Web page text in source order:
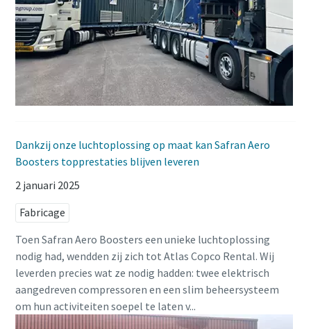
Dankzij onze luchtoplossing op maat kan Safran Aero
Boosters topprestaties blijven leveren
2 januari 2025
Fabricage
Toen Safran Aero Boosters een unieke luchtoplossing
nodig had, wendden zij zich tot Atlas Copco Rental. Wij
leverden precies wat ze nodig hadden: twee elektrisch
aangedreven compressoren en een slim beheersysteem
om hun activiteiten soepel te laten v...